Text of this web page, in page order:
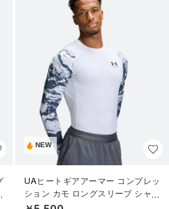
NEW
UAヒートギアアーマー コンプレッ
ション カモ ロングスリーブ シャツ
（トレーニング/MEN）